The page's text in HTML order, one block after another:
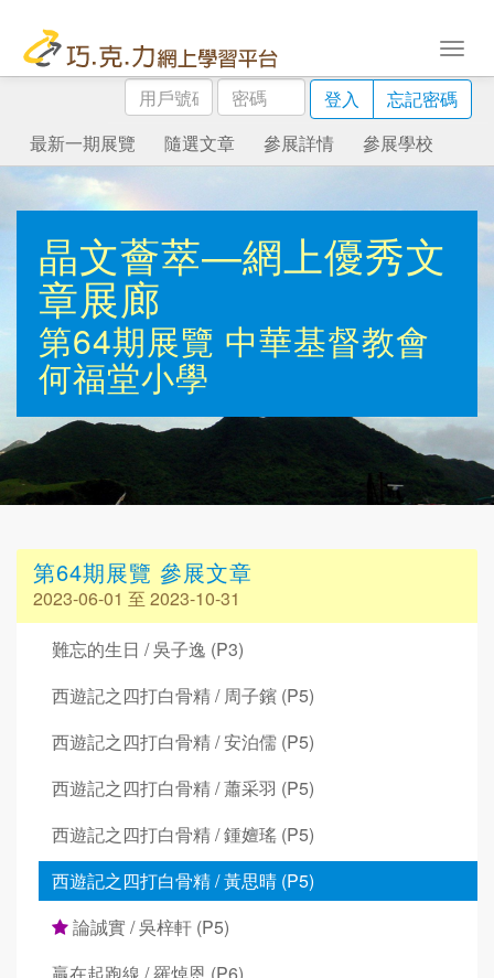
用
戶
號
碼
密
碼
登入
忘記密碼
最新一期展覽
隨選文章 參展詳情 參展學校
晶文薈萃—網上優秀文
章展廊
第64期展覽 中華基督教會
何福堂小學
第64期展覽 參展文章
2023-06-01 至 2023-10-31
難忘的生日 / 吳子逸 (P3)
西遊記之四打白骨精 / 周子鑌 (P5)
西遊記之四打白骨精 / 安泊儒 (P5)
西遊記之四打白骨精 / 蕭采羽 (P5)
西遊記之四打白骨精 / 鍾嬗瑤 (P5)
西遊記之四打白骨精 / 黃思晴 (P5)
論誠實 / 吳梓軒 (P5)